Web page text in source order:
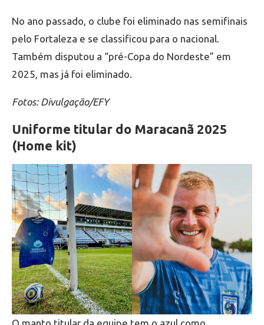
No ano passado, o clube foi eliminado nas semifinais
pelo Fortaleza e se classificou para o nacional.
Também disputou a “pré-Copa do Nordeste” em
2025, mas já foi eliminado.
Fotos: Divulgação/EFY
Uniforme titular do Maracanã 2025
(Home kit)